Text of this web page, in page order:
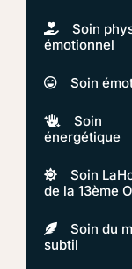
Soin
émotionnel
Soin
Soin
énergétique
Soin
de la 13ème
Soin du
subtil